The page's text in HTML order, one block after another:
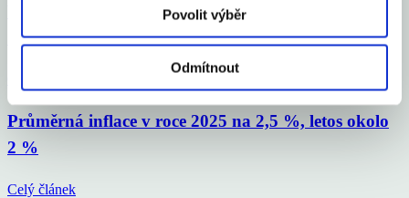
Povolit výběr
Odmítnout
Vloni v ČR zbankrotovalo 6 213 podnikatelů, o 16
% více než v roce 2024
Průměrná inflace v roce 2025 na 2,5 %, letos okolo
2 %
Celý článek